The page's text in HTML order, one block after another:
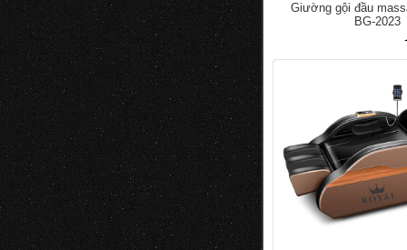
Giường gội đầu
BG-2023